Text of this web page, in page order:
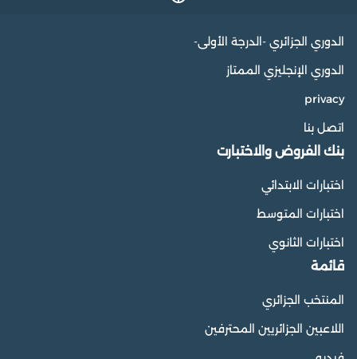
الدوري الجزائري -الدرجة الأولى-
الدوري الإنجليزي الممتاز
privacy
اتصل بنا
بنك الفروض والاختبارت
اختبارات الابتدائي
اختبارات المتوسط
اختبارات الثانوي
قائمة
المنتخب الجزائري
اللاعبين الجزائريين المحترفين